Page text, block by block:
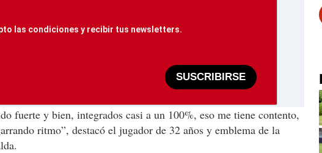
las condiciones y recibir tus newsletters.
SUSCRIBIRSE
fuerte y bien, integrados casi a un 100%, eso me tiene contento,
ritmo”, destacó el jugador de 32 años y emblema de la